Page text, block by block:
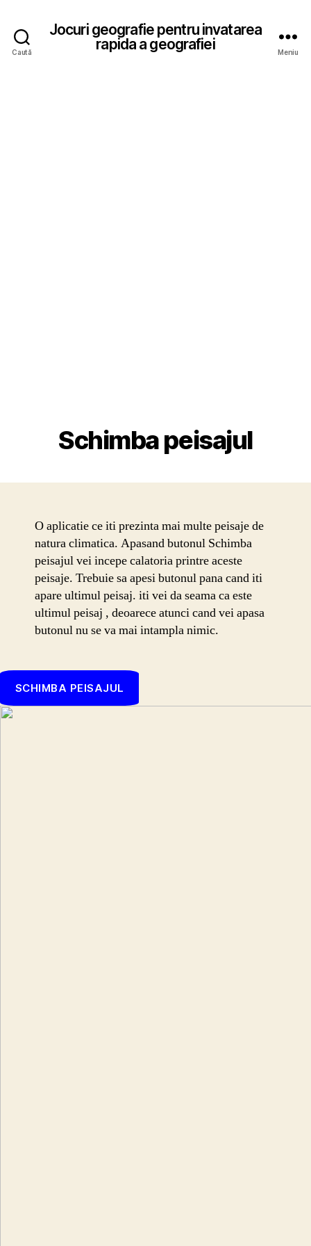
Caută
Jocuri geografie pentru invatarea
rapida a geografiei
Meniu
Schimba peisajul
O aplicatie ce iti prezinta mai multe peisaje de
natura climatica. Apasand butonul Schimba
peisajul vei incepe calatoria printre aceste
peisaje. Trebuie sa apesi butonul pana cand iti
apare ultimul peisaj. iti vei da seama ca este
ultimul peisaj , deoarece atunci cand vei apasa
butonul nu se va mai intampla nimic.